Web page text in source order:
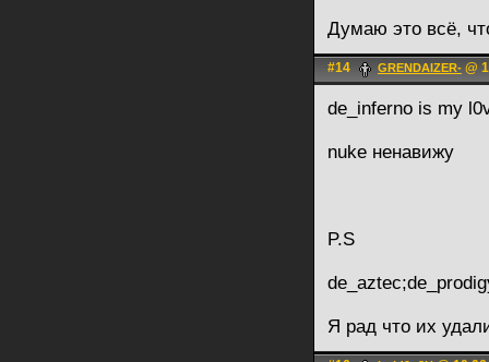
Думаю это всё,
#14 GRENDAIZER- @
de_inferno is my
nuke ненавижу
P.S
Я рад что их